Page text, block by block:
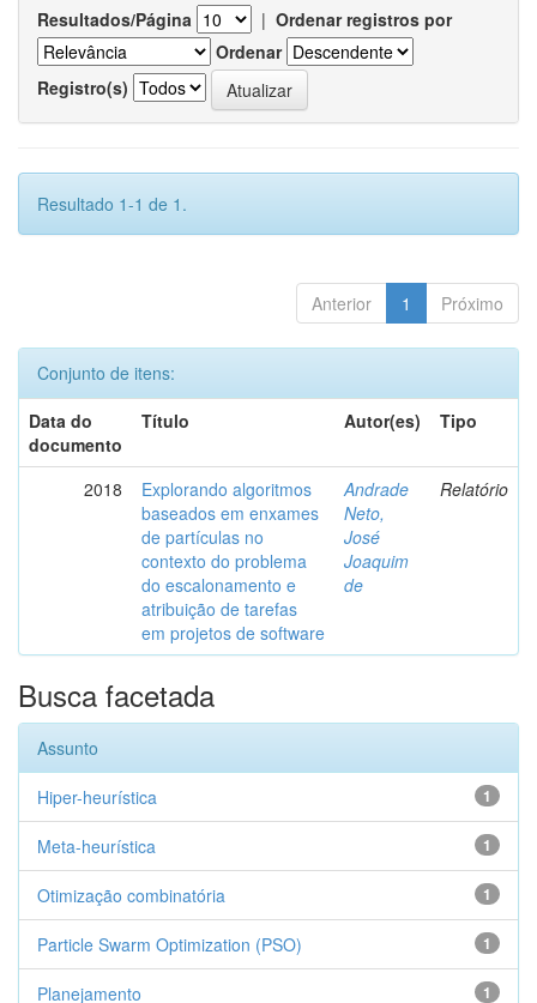
Resultados/Página | Ordenar registros por
Ordenar
Registro(s)
Resultado 1-1 de 1.
Anterior 1 Próximo
Conjunto de itens:
Data do
documento
Título Autor(es) Tipo
2018
Explorando algoritmos
baseados em enxames
de partículas no
contexto do problema
do escalonamento e
atribuição de tarefas
em projetos de software
Andrade
Neto,
José
Joaquim
de
Relatório
Busca facetada
Assunto
1
Hiper-heurística
1
Meta-heurística
1
Otimização combinatória
1
Particle Swarm Optimization (PSO)
1
Planejamento